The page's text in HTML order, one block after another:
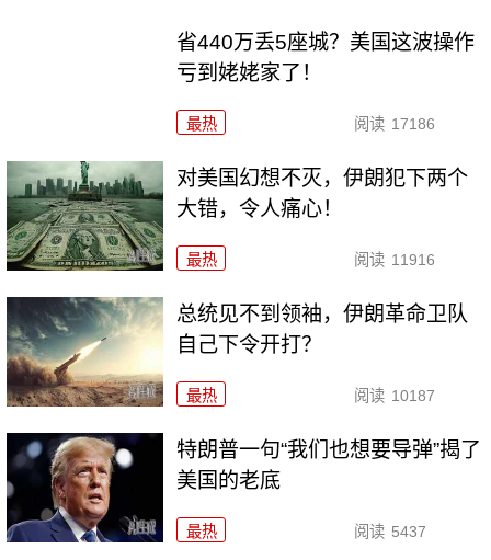
省440万丢5座城？美国这波操作
亏到姥姥家了！
最热 阅读 17186
对美国幻想不灭，伊朗犯下两个
大错，令人痛心！
最热 阅读 11916
总统见不到领袖，伊朗革命卫队
自己下令开打？
最热 阅读 10187
特朗普一句“我们也想要导弹”揭了
美国的老底
最热 阅读 5437